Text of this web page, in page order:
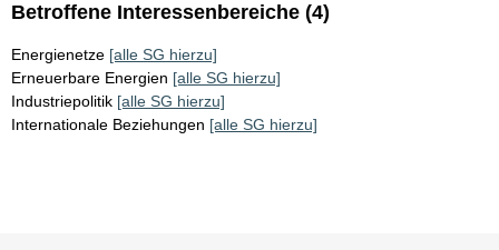
Betroffene Interessenbereiche (4)
Energienetze [alle SG hierzu]
Erneuerbare Energien [alle SG hierzu]
Industriepolitik [alle SG hierzu]
Internationale Beziehungen [alle SG hierzu]